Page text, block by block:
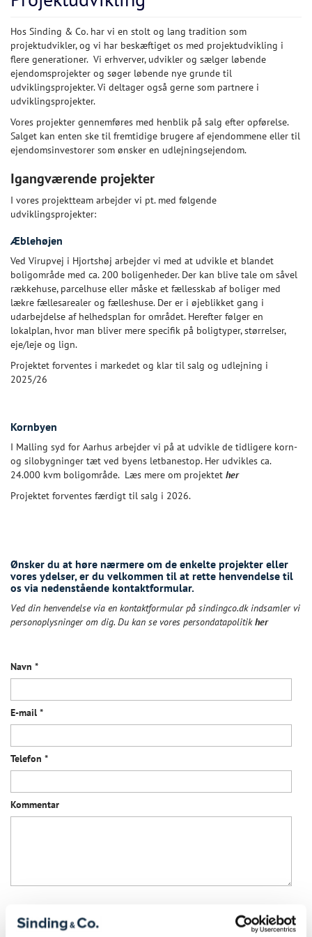
Hos Sinding & Co. har vi en stolt og lang tradition som
projektudvikler, og vi har beskæftiget os med projektudvikling i
flere generationer. Vi erhverver, udvikler og sælger løbende
ejendomsprojekter og søger løbende nye grunde til
udviklingsprojekter. Vi deltager også gerne som partnere i
udviklingsprojekter.
Vores projekter gennemføres med henblik på salg efter opførelse.
Salget kan enten ske til fremtidige brugere af ejendommene eller til
ejendomsinvestorer som ønsker en udlejningsejendom.
Igangværende projekter
I vores projektteam arbejder vi pt. med følgende
udviklingsprojekter:
Æblehøjen
Ved Virupvej i Hjortshøj arbejder vi med at udvikle et blandet
boligområde med ca. 200 boligenheder. Der kan blive tale om såvel
rækkehuse, parcelhuse eller måske et fællesskab af boliger med
lækre fællesarealer og fælleshuse. Der er i øjeblikket gang i
udarbejdelse af helhedsplan for området. Herefter følger en
lokalplan, hvor man bliver mere specifik på boligtyper, størrelser,
eje/leje og lign.
Projektet forventes i markedet og klar til salg og udlejning i
2025/26
Kornbyen
I Malling syd for Aarhus arbejder vi på at udvikle de tidligere korn-
og silobygninger tæt ved byens letbanestop. Her udvikles ca.
24.000 kvm boligområde. Læs mere om projektet her
Projektet forventes færdigt til salg i 2026.
Ønsker du at høre nærmere om de enkelte projekter eller
vores ydelser, er du velkommen til at rette henvendelse til
os via nedenstående kontaktformular.
Ved din henvendelse via en kontaktformular på sindingco.dk indsamler vi
personoplysninger om dig. Du kan se vores persondatapolitikher
Navn *
E-mail *
Telefon *
Kommentar